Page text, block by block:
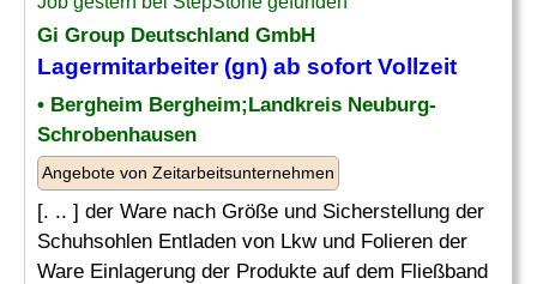
Gi Group Deutschland GmbH
Lagermitarbeiter(gn) ab sofort Vollzeit
• Bergheim Bergheim;Landkreis Neuburg-
Schrobenhausen
Angebote von Zeitarbeitsunternehmen
[. .. ] der Ware nach Größe und Sicherstellung der
Schuhsohlen Entladen von Lkw und Folieren der
Ware Einlagerung der Produkte auf dem Fließband